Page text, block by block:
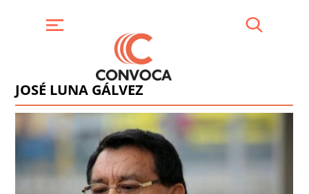
JOSÉ LUNA GÁLVEZ